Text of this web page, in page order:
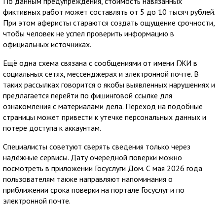
фиктивных работ может составлять от 5 до 10 тысяч рублей.
При этом аферисты стараются создать ощущение срочности,
чтобы человек не успел проверить информацию в
официальных источниках.
Ещё одна схема связана с сообщениями от имени ГЖИ в
социальных сетях, мессенджерах и электронной почте. В
таких рассылках говорится о якобы выявленных нарушениях и
предлагается перейти по фишинговой ссылке для
ознакомления с материалами дела. Переход на подобные
страницы может привести к утечке персональных данных и
потере доступа к аккаунтам.
Специалисты советуют сверять сведения только через
надёжные сервисы. Дату очередной поверки можно
посмотреть в приложении Госуслуги Дом. С мая 2026 года
пользователям также направляют напоминания о
приближении срока поверки на портале Госуслуг и по
электронной почте.